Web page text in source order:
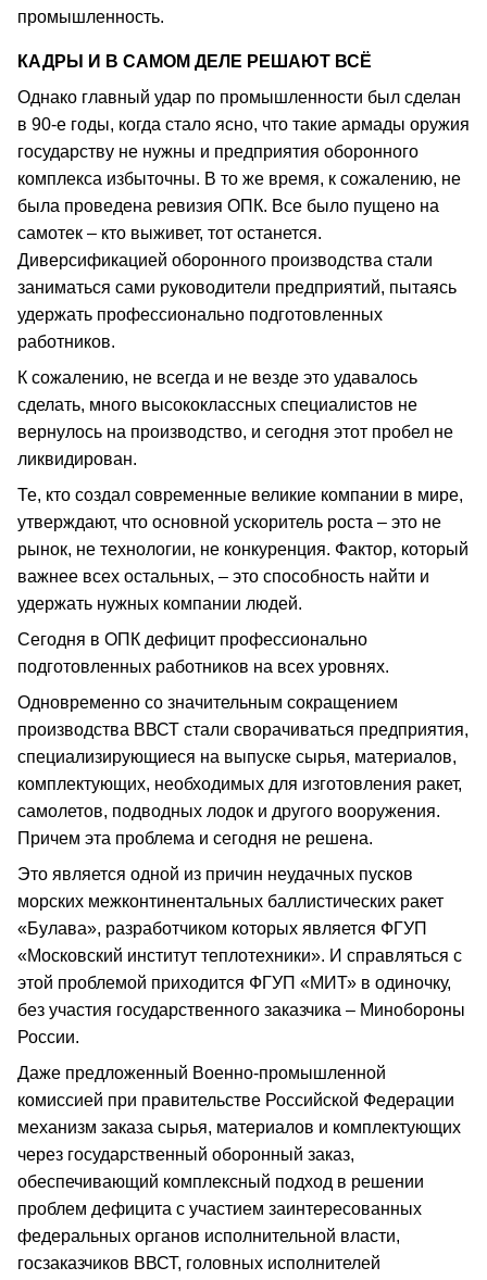
промышленность.
КАДРЫ И В САМОМ ДЕЛЕ РЕШАЮТ ВСЁ
Однако главный удар по промышленности был сделан
в 90-е годы, когда стало ясно, что такие армады оружия
государству не нужны и предприятия оборонного
комплекса избыточны. В то же время, к сожалению, не
была проведена ревизия ОПК. Все было пущено на
самотек – кто выживет, тот останется.
Диверсификацией оборонного производства стали
заниматься сами руководители предприятий, пытаясь
удержать профессионально подготовленных
работников.
К сожалению, не всегда и не везде это удавалось
сделать, много высококлассных специалистов не
вернулось на производство, и сегодня этот пробел не
ликвидирован.
Те, кто создал современные великие компании в мире,
утверждают, что основной ускоритель роста – это не
рынок, не технологии, не конкуренция. Фактор, который
важнее всех остальных, – это способность найти и
удержать нужных компании людей.
Сегодня в ОПК дефицит профессионально
подготовленных работников на всех уровнях.
Одновременно со значительным сокращением
производства ВВСТ стали сворачиваться предприятия,
специализирующиеся на выпуске сырья, материалов,
комплектующих, необходимых для изготовления ракет,
самолетов, подводных лодок и другого вооружения.
Причем эта проблема и сегодня не решена.
Это является одной из причин неудачных пусков
морских межконтинентальных баллистических ракет
«Булава», разработчиком которых является ФГУП
«Московский институт теплотехники». И справляться с
этой проблемой приходится ФГУП «МИТ» в одиночку,
без участия государственного заказчика – Минобороны
России.
Даже предложенный Военно-промышленной
комиссией при правительстве Российской Федерации
механизм заказа сырья, материалов и комплектующих
через государственный оборонный заказ,
обеспечивающий комплексный подход в решении
проблем дефицита с участием заинтересованных
федеральных органов исполнительной власти,
госзаказчиков ВВСТ, головных исполнителей